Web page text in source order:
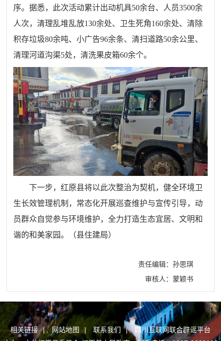
序。据悉，此次活动累计出动机具50余台、人员3500余
人次，清理乱堆乱放130余处、卫生死角160余处、清除
积存垃圾80余吨、小广告96余条、清扫道路50余公里、
清理河道沟渠5处，清洗果皮箱60余个。
下一步，红原县将以此次整治为契机，健全环境卫
生长效管理机制，常态化开展巡查维护与宣传引导，动
员群众自觉参与环境维护，全力打造生态宜居、文明和
谐的和美家园。（县住建局）
责任编辑：孙思琪
审核人：蒙颖书
相关链接 | 网站地图 | 联系我们 |
四川互联网联合辟谣平台